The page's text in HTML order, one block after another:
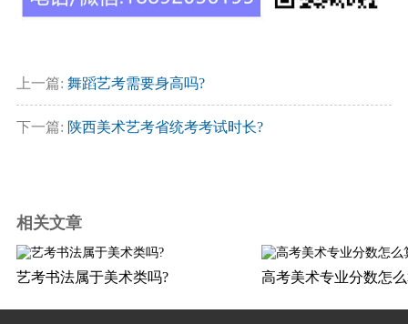
上一篇: 舞蹈艺考需要身高吗?
下一篇: 陕西美术艺考省统考考试时长?
相关文章
艺考书法属于美术类吗? 高考美术专业分数怎